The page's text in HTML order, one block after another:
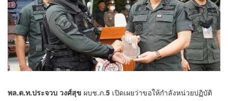
พล.ต.ท.ประจวบ วงศ์สุข ผบช.ภ.5 เปิดเผยว่าขอให้กำลังหน่วยปฏิบัติ